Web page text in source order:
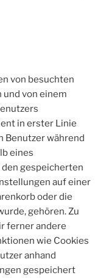
von besuchten
von einem
in erster Linie
Benutzer während
eines
den gespeicherten
auf einer
oder die
gehören. Zu
ferner andere
wie Cookies
anhand
gespeichert